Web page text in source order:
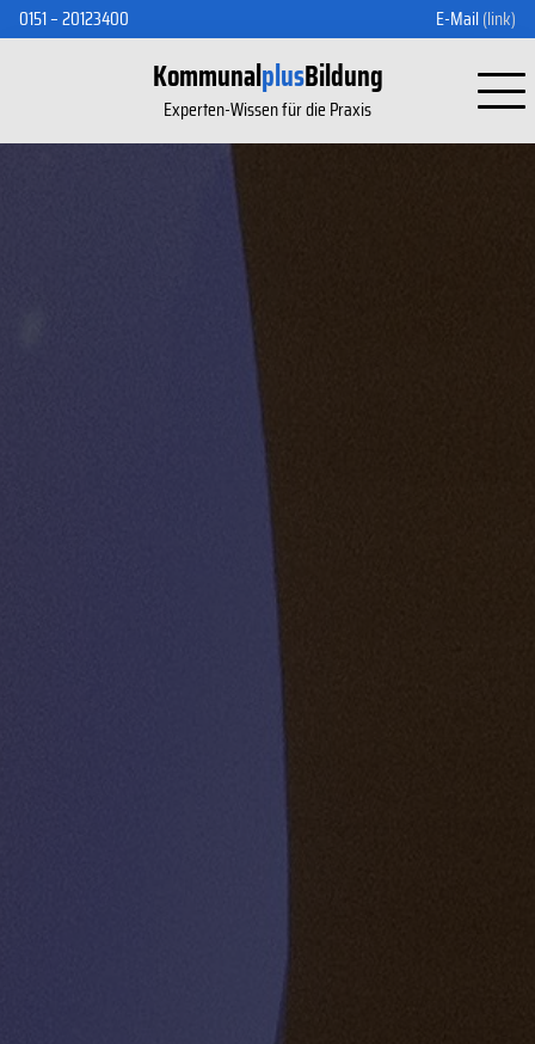
0151 – 20123400 E-Mail(link)
KommunalplusBildung
Experten-Wissen für die Praxis